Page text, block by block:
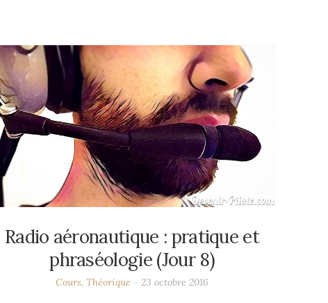
Radio aéronautique : pratique et
phraséologie (Jour 8)
Cours, Théorique 23 octobre 2016